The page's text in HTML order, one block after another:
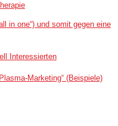
in one“) und somit gegen eine
Interessierten
Marketing“ (Beispiele)